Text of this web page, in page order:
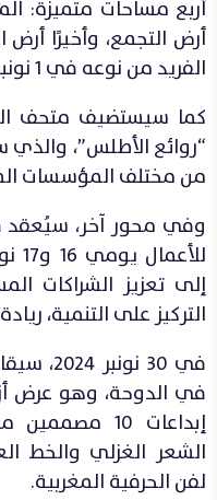
أربع مساحات متميزة:
أرض التجمع، وأخيرًا
الفريد من نوعه في 1 نونبر المقبل.
كما سيستضيف متحف
من مختلف المؤسسات
وفي محور آخر، سيُعقد
إلى تعزيز الشراكات
التركيز على التنمية،
في الدوحة، وهو عرض
إبداعات 10
الشعر الغزلي والخط
لفن الحرفية المغربية.